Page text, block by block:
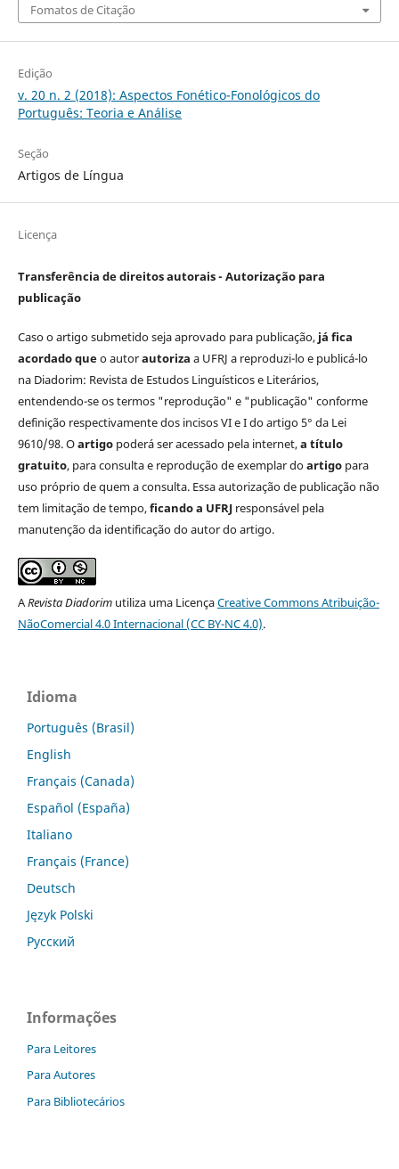
Fomatos de Citação
Edição
v. 20 n. 2 (2018): Aspectos Fonético-Fonológicos do
Português: Teoria e Análise
Seção
Artigos de Língua
Licença
Transferência de direitos autorais - Autorização para
publicação
Caso o artigo submetido seja aprovado para publicação, já fica
acordado queo autorautoriza a UFRJ a reproduzi-lo e publicá-lo
na Diadorim: Revista de Estudos Linguísticos e Literários,
entendendo-se os termos "reprodução" e "publicação" conforme
definição respectivamente dos incisos VI e I do artigo 5° da Lei
9610/98. Oartigopoderá ser acessado pela internet,a título
gratuito, para consulta e reprodução de exemplar doartigopara
uso próprio de quem a consulta. Essa autorização de publicação não
tem limitação de tempo,ficando a UFRJresponsável pela
manutenção da identificação do autor do artigo.
ARevista Diadorimutiliza uma LicençaCreative Commons Atribuição-
NãoComercial 4.0 Internacional (CC BY-NC 4.0).
Idioma
Português (Brasil)
English
Français (Canada)
Español (España)
Italiano
Français (France)
Deutsch
Język Polski
Русский
Informações
Para Leitores
Para Autores
Para Bibliotecários